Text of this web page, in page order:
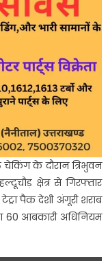
चेकिंग के दौरान त्रिभुवन
क्षेत्र से गिरफ्तार
पैक देशी अंगूरी शराब
60 आबकारी अधिनियम